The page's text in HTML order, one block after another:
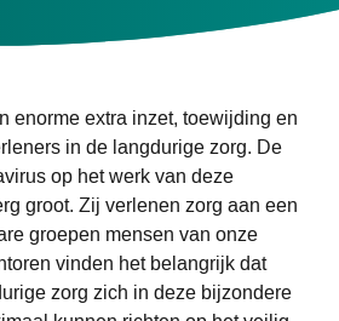
enorme extra inzet, toewijding en
in de langdurige zorg. De
op het werk van deze
groot. Zij verlenen zorg aan een
groepen mensen van onze
vinden het belangrijk dat
zorg zich in deze bijzondere